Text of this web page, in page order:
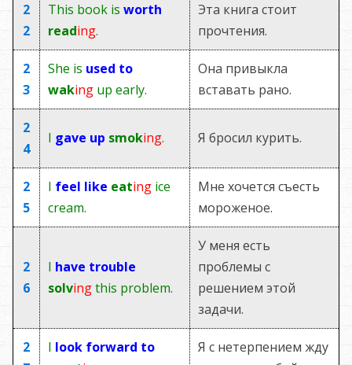
2
2
This book isworth
reading.
Эта книга стоит
прочтения.
2
3
She is used to
waking up early.
Она привыкла
вставать рано.
2
4
I gave up smoking. Я бросил курить.
2
5
I feel like eating ice
cream.
Мне хочется съесть
мороженое.
2
6
I have trouble
solvingthis problem.
У меня есть
проблемы с
решением этой
задачи.
2
I look forward to
Я с нетерпением жду